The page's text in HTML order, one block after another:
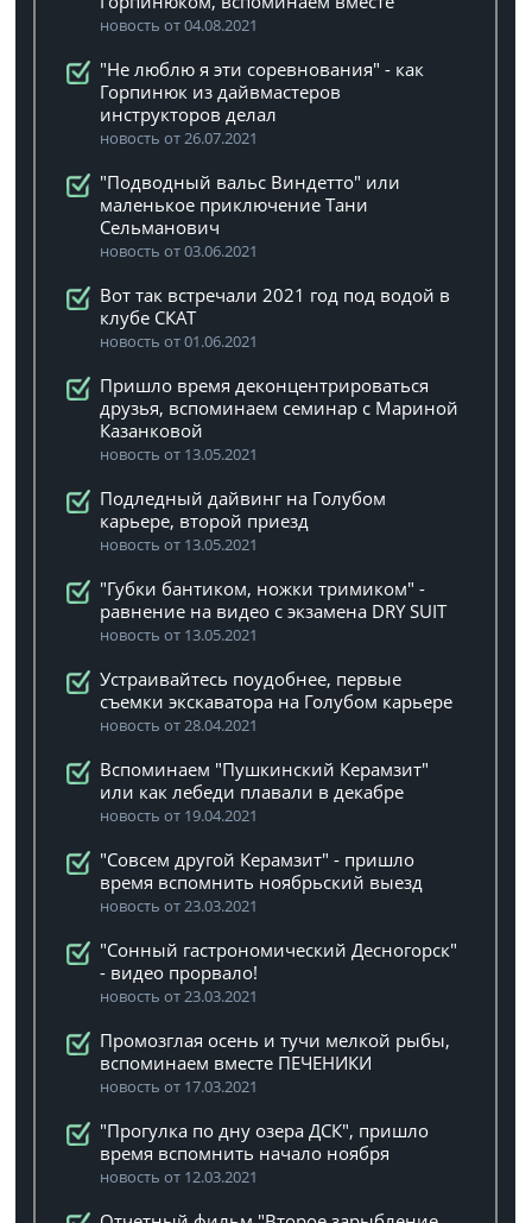
новость от 04.08.2021
"Не люблю я эти соревнования" - как
Горпинюк из дайвмастеров
инструкторов делал
новость от 26.07.2021
"Подводный вальс Виндетто" или
маленькое приключение Тани
Сельманович
новость от 03.06.2021
Вот так встречали 2021 год под водой в
клубе СКАТ
новость от 01.06.2021
Пришло время деконцентрироваться
друзья, вспоминаем семинар с Мариной
Казанковой
новость от 13.05.2021
Подледный дайвинг на Голубом
карьере, второй приезд
новость от 13.05.2021
"Губки бантиком, ножки тримиком" -
равнение на видео с экзамена DRY SUIT
новость от 13.05.2021
Устраивайтесь поудобнее, первые
съемки экскаватора на Голубом карьере
новость от 28.04.2021
Вспоминаем "Пушкинский Керамзит"
или как лебеди плавали в декабре
новость от 19.04.2021
"Совсем другой Керамзит" - пришло
время вспомнить ноябрьский выезд
новость от 23.03.2021
"Сонный гастрономический Десногорск"
- видео прорвало!
новость от 23.03.2021
Промозглая осень и тучи мелкой рыбы,
вспоминаем вместе ПЕЧЕНИКИ
новость от 17.03.2021
"Прогулка по дну озера ДСК", пришло
время вспомнить начало ноября
новость от 12.03.2021